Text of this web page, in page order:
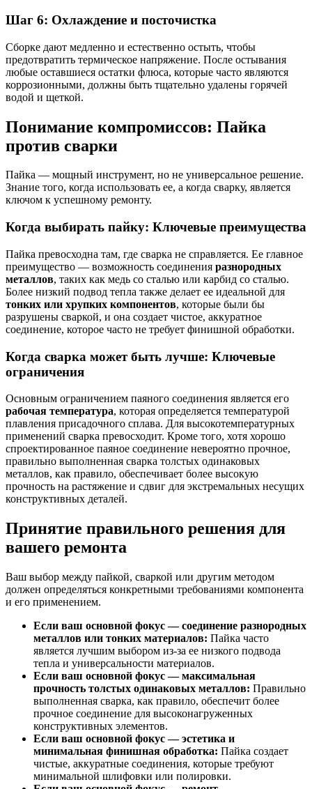
Шаг 6: Охлаждение и посточистка
Сборке дают медленно и естественно остыть, чтобы
предотвратить термическое напряжение. После остывания
любые оставшиеся остатки флюса, которые часто являются
коррозионными, должны быть тщательно удалены горячей
водой и щеткой.
Понимание компромиссов: Пайка
против сварки
Пайка — мощный инструмент, но не универсальное решение.
Знание того, когда использовать ее, а когда сварку, является
ключом к успешному ремонту.
Когда выбирать пайку: Ключевые преимущества
Пайка превосходна там, где сварка не справляется. Ее главное
преимущество — возможность соединения разнородных
металлов, таких как медь со сталью или карбид со сталью.
Более низкий подвод тепла также делает ее идеальной для
тонких или хрупких компонентов, которые были бы
разрушены сваркой, и она создает чистое, аккуратное
соединение, которое часто не требует финишной обработки.
Когда сварка может быть лучше: Ключевые
ограничения
Основным ограничением паяного соединения является его
рабочая температура, которая определяется температурой
плавления присадочного сплава. Для высокотемпературных
применений сварка превосходит. Кроме того, хотя хорошо
спроектированное паяное соединение невероятно прочное,
правильно выполненная сварка толстых одинаковых
металлов, как правило, обеспечивает более высокую
прочность на растяжение и сдвиг для экстремальных несущих
конструктивных деталей.
Принятие правильного решения для
вашего ремонта
Ваш выбор между пайкой, сваркой или другим методом
должен определяться конкретными требованиями компонента
и его применением.
Если ваш основной фокус — соединение разнородных
металлов или тонких материалов: Пайка часто
является лучшим выбором из-за ее низкого подвода
тепла и универсальности материалов.
Если ваш основной фокус — максимальная
прочность толстых одинаковых металлов: Правильно
выполненная сварка, как правило, обеспечит более
прочное соединение для высоконагруженных
конструктивных элементов.
Если ваш основной фокус — эстетика и
минимальная финишная обработка: Пайка создает
чистые, аккуратные соединения, которые требуют
минимальной шлифовки или полировки.